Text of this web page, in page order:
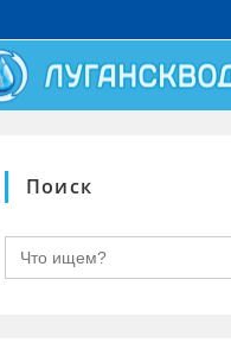
Поиск
Search
for: